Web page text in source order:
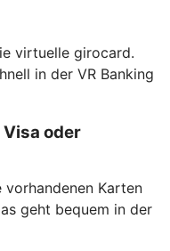
virtuelle girocard.
in der VR Banking
oder
vorhandenen Karten
geht bequem in der